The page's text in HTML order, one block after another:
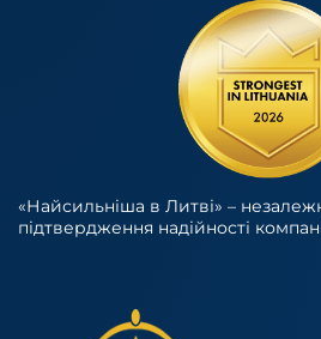
«Найсильніша в Литві» –
підтвердження надійності